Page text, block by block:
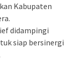
Kabupaten
didampingi
siap bersinergi